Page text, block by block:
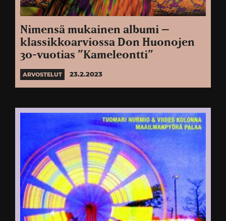
Nimensä mukainen albumi –
klassikkoarviossa Don Huonojen
30-vuotias ”Kameleontti”
ARVOSTELUT 23.2.2023